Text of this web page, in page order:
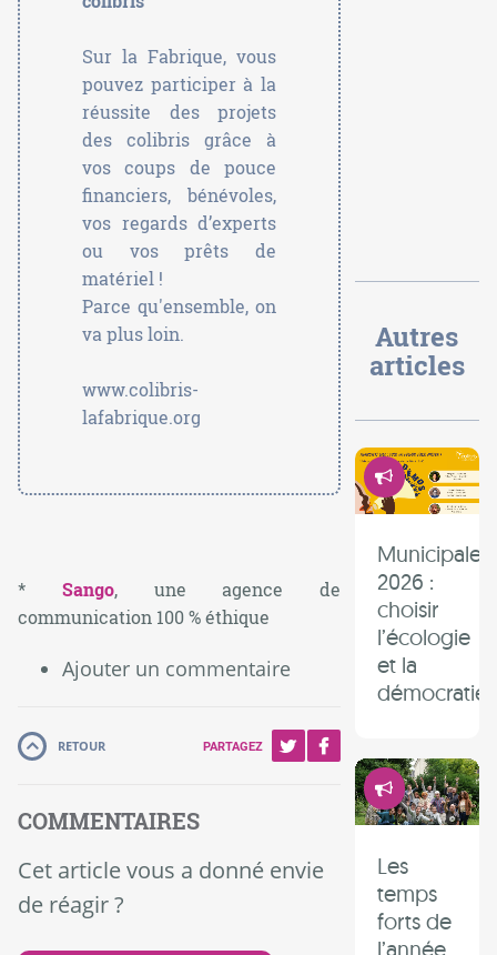
Sur la Fabrique, vous
pouvez participer à la
réussite des projets
des colibris grâce à
vos coups de pouce
financiers, bénévoles,
vos regards d’experts
ou vos prêts de
matériel !
Parce qu'ensemble, on
va plus loin.
www.colibris-
lafabrique.org
* Sango, une agence de
communication 100 % éthique
Autres
articles
Municipales
2026 :
choisir
l’écologie
et la
démocratie
Les
temps
forts de
l’année
Ajouter un commentaire
RETOUR PARTAGEZ
COMMENTAIRES
Cet article vous a donné envie
de réagir ?